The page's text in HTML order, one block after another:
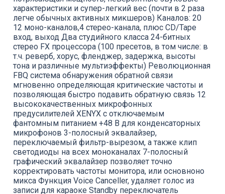
характеристики и супер-легкий вес (почти в 2 раза
легче обычных активных микшеров) Каналов: 20
12 моно-каналов,4 стерео-канала, плюс CD/Tape
вход, выход Два студийного класса 24-битных
стерео FX процессора (100 пресетов, в том числе: в
т.ч. реверб, хорус, фленджер, задержка, высоты
тона и различные мультиэффекты) Революционная
FBQ система обнаружения обратной связи
мгновенно определяющая критические частоты и
позволяющая быстро подавить обратную связь 12
высококачественных микрофонных
предусилителей XENYX с отключаемым
фантомным питанием +48 В для конденсаторных
микрофонов 3-полосный эквалайзер,
переключаемый фильтр-вырезом, а также клип
светодиоды на всех моноканалах 7-полосный
графический эквалайзер позволяет точно
корректировать частоты монитора, или основноно
микса Функция Voice Canceller, удаляет голос из
записи для караоке Standby переключатель